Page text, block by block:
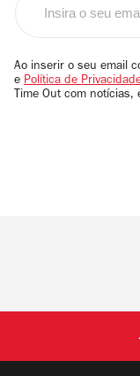
email
Ao inserir o seu email
e Política de
Time Out com notícias,